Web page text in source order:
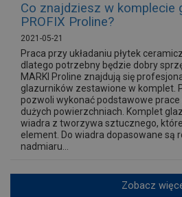
Co znajdziesz w komplecie
PROFIX Proline?
2021-05-21
Praca przy układaniu płytek
dlatego potrzebny będzie dobry
MARKI Proline znajdują się
glazurników zestawione w komplet.
pozwoli wykonać podstawowe
dużych powierzchniach. Komplet
wiadra z tworzywa sztucznego,
element. Do wiadra dopasowane są
nadmiaru...
Zobacz